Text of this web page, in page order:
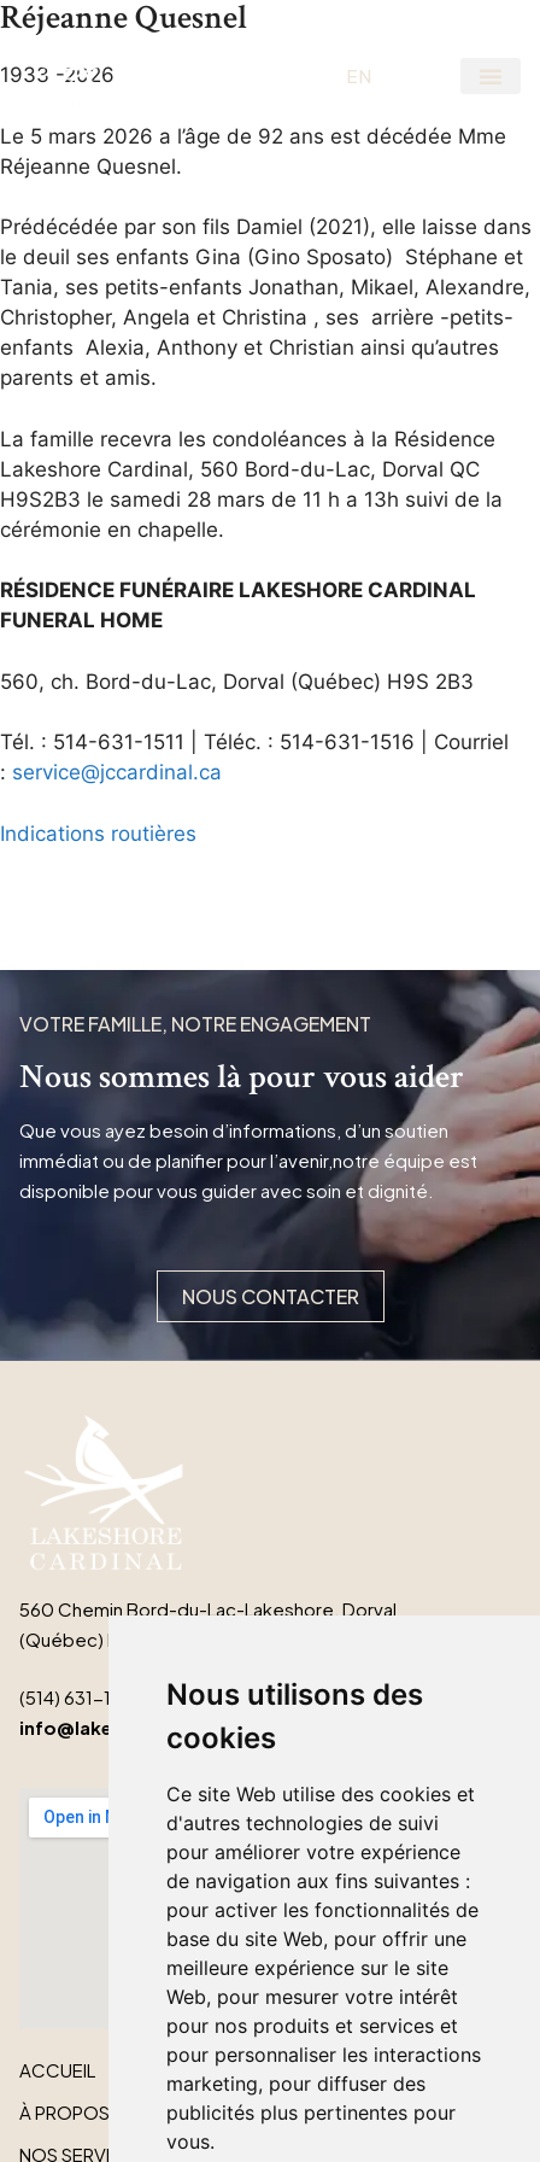
Nous utilisons des
cookies
Ce site Web utilise des cookies et
d'autres technologies de suivi
pour améliorer votre expérience
de navigation aux fins suivantes :
pour activer les fonctionnalités de
base du site Web, pour offrir une
meilleure expérience sur le site
Web, pour mesurer votre intérêt
pour nos produits et services et
pour personnaliser les interactions
marketing, pour diffuser des
publicités plus pertinentes pour
vous.
EN
Réjeanne Quesnel
1933 -2026
Le 5 mars 2026 a l’âge de 92 ans est décédée Mme
Réjeanne Quesnel.
Prédécédée par son fils Damiel (2021), elle laisse dans
le deuil ses enfants Gina (Gino Sposato) Stéphane et
Tania, ses petits-enfants Jonathan, Mikael, Alexandre,
Christopher, Angela et Christina , ses arrière -petits-
enfants Alexia, Anthony et Christian ainsi qu’autres
parents et amis.
La famille recevra les condoléances à la Résidence
Lakeshore Cardinal, 560 Bord-du-Lac, Dorval QC
H9S2B3 le samedi 28 mars de 11 h a 13h suivi de la
cérémonie en chapelle.
RÉSIDENCE FUNÉRAIRE LAKESHORE CARDINAL
FUNERAL HOME
560, ch. Bord-du-Lac, Dorval (Québec) H9S 2B3
Tél. : 514-631-1511 | Téléc. : 514-631-1516 | Courriel
: service@jccardinal.ca
Indications routières
VOTRE FAMILLE, NOTRE ENGAGEMENT
Nous sommes là pour vous aider
Que vous ayez besoin d’informations, d’un soutien
immédiat ou de planifier pour l’avenir,notre équipe est
disponible pour vous guider avec soin et dignité.
NOUS CONTACTER
560 Chemin Bord-du-Lac-Lakeshore, Dorval
(Québec) H9S 2B3
(514) 631-1511
info@lakeshorecardinal.ca
ACCUEIL
À PROPOS
NOS SERVICES